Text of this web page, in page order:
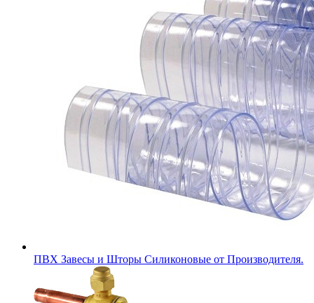
ПВХ Завесы и Шторы Силиконовые от Производителя.